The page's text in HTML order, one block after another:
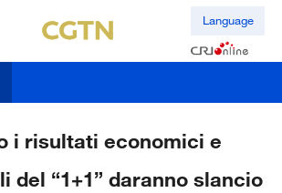
Language
i risultati economici e
del “1+1” daranno slancio